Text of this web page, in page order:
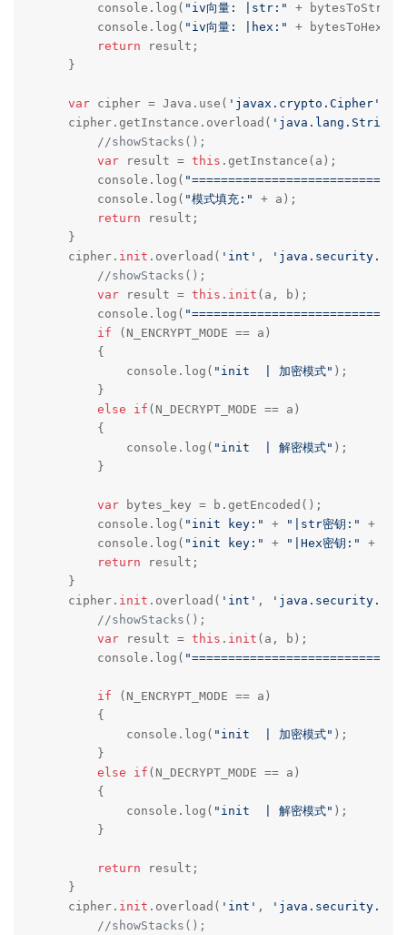
        console.log(
"iv向量: |str:"
+
        console.log(
"iv向量: |hex:"
+
return result;
    }
var cipher = Java.use( 'javax.crypto.Cipher'
    cipher.getInstance.overload(
'java.lang.String'
//showStacks();
var result = this .getInstance(a);
        console.log(
        console.log(
"模式填充:"
+ a);
return result;
    }
    cipher.
init .overload( 'int' ,
//showStacks();
var result = this . init (a, b);
        console.log(
if (N_ENCRYPT_MODE == a)
        {
            console.log(
"init  | 加密模式" );
        }
else
if (N_DECRYPT_MODE == a)
        {
            console.log(
"init  | 解密模式" );
        }
var bytes_key = b.getEncoded();
        console.log(
"init key:" + "|str密钥:"
+
        console.log(
"init key:" + "|Hex密钥:"
+
return result;
    }
    cipher.
init .overload( 'int' ,
//showStacks();
var result = this . init (a, b);
        console.log(
if (N_ENCRYPT_MODE == a)
        {
            console.log(
"init  | 加密模式" );
        }
else
if (N_DECRYPT_MODE == a)
        {
            console.log(
"init  | 解密模式" );
        }
return result;
    }
    cipher.
init .overload( 'int' ,
//showStacks();